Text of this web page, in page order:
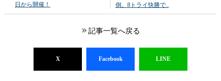
日から開催！
倒。8トライ快勝で..
記事一覧へ戻る
X Facebook LINE